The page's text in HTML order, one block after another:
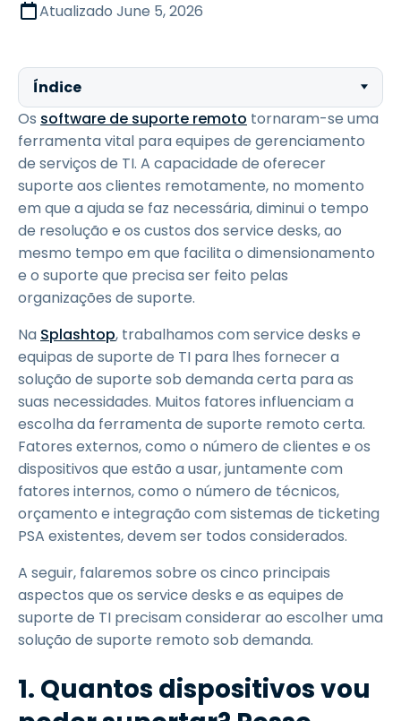
Atualizado June 5, 2026
Índice
Os software de suporte remoto tornaram-se uma
ferramenta vital para equipes de gerenciamento
de serviços de TI. A capacidade de oferecer
suporte aos clientes remotamente, no momento
em que a ajuda se faz necessária, diminui o tempo
de resolução e os custos dos service desks, ao
mesmo tempo em que facilita o dimensionamento
e o suporte que precisa ser feito pelas
organizações de suporte.
Na Splashtop, trabalhamos com service desks e
equipas de suporte de TI para lhes fornecer a
solução de suporte sob demanda certa para as
suas necessidades. Muitos fatores influenciam a
escolha da ferramenta de suporte remoto certa.
Fatores externos, como o número de clientes e os
dispositivos que estão a usar, juntamente com
fatores internos, como o número de técnicos,
orçamento e integração com sistemas de ticketing
PSA existentes, devem ser todos considerados.
A seguir, falaremos sobre os cinco principais
aspectos que os service desks e as equipes de
suporte de TI precisam considerar ao escolher uma
solução de suporte remoto sob demanda.
1. Quantos dispositivos vou